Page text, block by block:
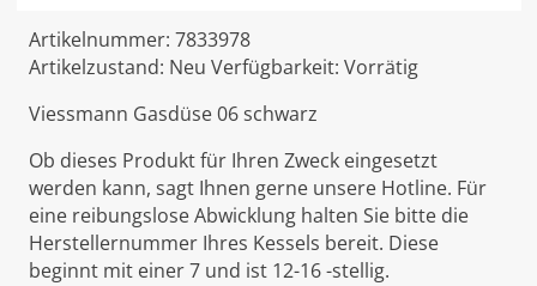
Artikelnummer: 7833978
Artikelzustand: Neu Verfügbarkeit: Vorrätig
Viessmann Gasdüse 06 schwarz
Ob dieses Produkt für Ihren Zweck eingesetzt
werden kann, sagt Ihnen gerne unsere Hotline. Für
eine reibungslose Abwicklung halten Sie bitte die
Herstellernummer Ihres Kessels bereit. Diese
beginnt mit einer 7 und ist 12-16 -stellig.